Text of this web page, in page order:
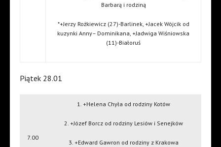
Barbarą i rodziną
*+Jerzy Rożkiewicz (27)-Barlinek, +Jacek Wójcik od
kuzynki Anny– Dominikana, +Jadwiga Wiśniowska
(11)-Białoruś
Piątek 28.01
7.00
1. +Helena Chyła od rodziny Kotów
2. +Józef Borcz od rodziny Lesiów i Senejków
3. +Edward Gawron od rodziny z Krakowa